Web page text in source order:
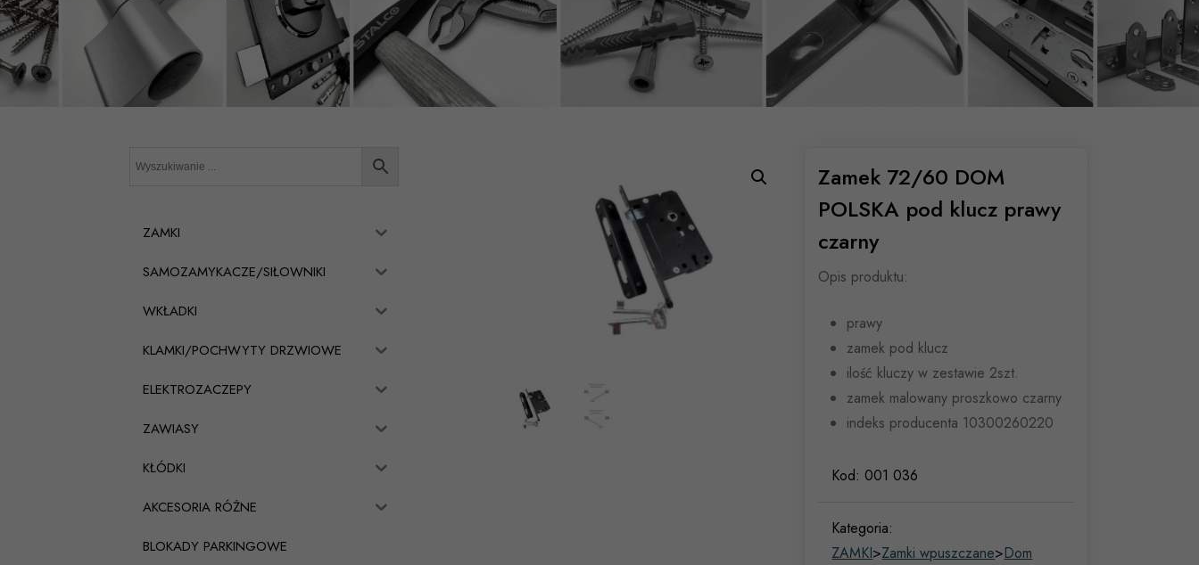
Zamek 72/60 DOM
POLSKA pod klucz prawy
czarny
Opis produktu:
prawy
zamek pod klucz
ilość kluczy w zestawie 2szt.
zamek malowany proszkowo czarny
indeks producenta 10300260220
Kod: 001 036
Kategoria:
ZAMKI>Zamki wpuszczane>Dom
ZAMKI
SAMOZAMYKACZE/SIŁOWNIKI
WKŁADKI
KLAMKI/POCHWYTY DRZWIOWE
ELEKTROZACZEPY
ZAWIASY
KŁÓDKI
AKCESORIA RÓŻNE
BLOKADY PARKINGOWE